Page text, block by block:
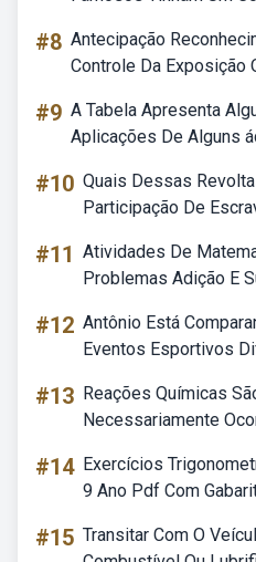
#8 Antecipação
Controle Da Exposição
#9 A Tabela Apresenta
Aplicações De Alguns
#10 Quais Dessas
Participação De
#11 Atividades De
Problemas Adição E
#12 Antônio Está
Eventos Esportivos
#13 Reações Químicas
Necessariamente
#14 Exercícios
9 Ano Pdf Com
#15 Transitar Com O